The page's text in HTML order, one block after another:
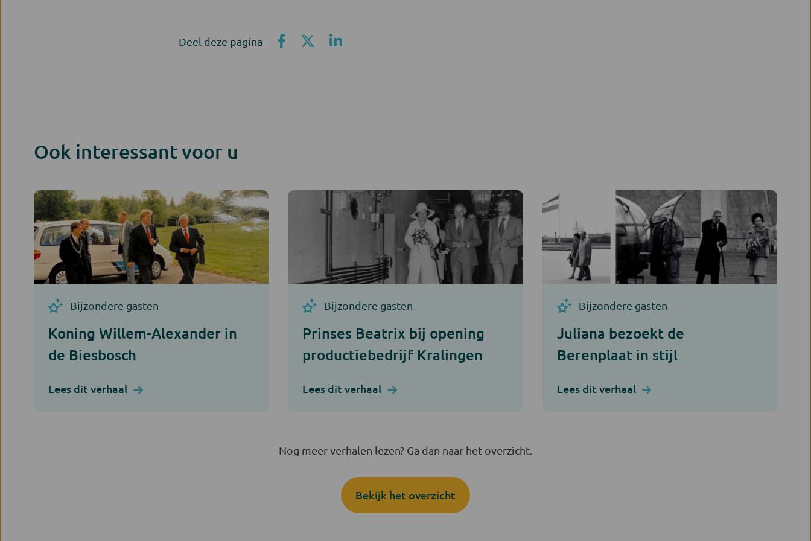
Deel deze pagina
Ook interessant voor u
Bijzondere gasten
Koning Willem-Alexander in
de Biesbosch
Lees dit verhaal
Bijzondere gasten
Prinses Beatrix bij opening
productiebedrijf Kralingen
Lees dit verhaal
Bijzondere gasten
Juliana bezoekt de
Berenplaat in stijl
Lees dit verhaal
Nog meer verhalen lezen? Ga dan naar het overzicht.
Bekijk het overzicht